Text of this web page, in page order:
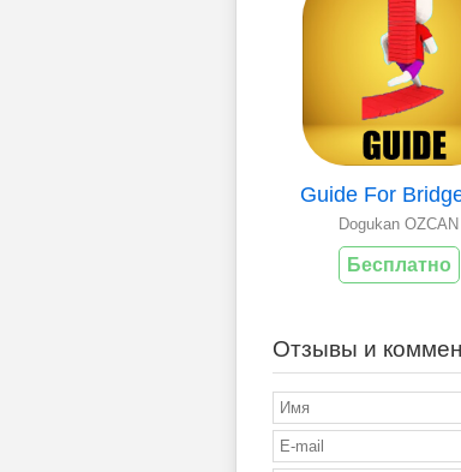
Guide For
Dogukan OZCAN
Бесплатно
Отзывы и